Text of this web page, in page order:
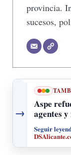
provincia.
sucesos,
→
Aspe
agentes
Seguir